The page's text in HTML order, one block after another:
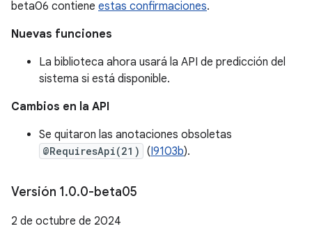
beta06 contiene estas confirmaciones.
Nuevas funciones
La biblioteca ahora usará la API de predicción del
sistema si está disponible.
Cambios en la API
Se quitaron las anotaciones obsoletas
@RequiresApi(21) (I9103b).
Versión 1.0.0-beta05
2 de octubre de 2024